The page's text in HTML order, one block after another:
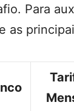
Para
as